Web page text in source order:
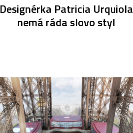
Designérka Patricia Urquiola
nemá ráda slovo styl